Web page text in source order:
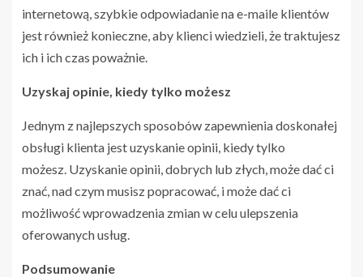
internetową, szybkie odpowiadanie na e-maile klientów
jest również konieczne, aby klienci wiedzieli, że traktujesz
ich i ich czas poważnie.
Uzyskaj opinie, kiedy tylko możesz
Jednym z najlepszych sposobów zapewnienia doskonałej
obsługi klienta jest uzyskanie opinii, kiedy tylko
możesz. Uzyskanie opinii, dobrych lub złych, może dać ci
znać, nad czym musisz popracować, i może dać ci
możliwość wprowadzenia zmian w celu ulepszenia
oferowanych usług.
Podsumowanie